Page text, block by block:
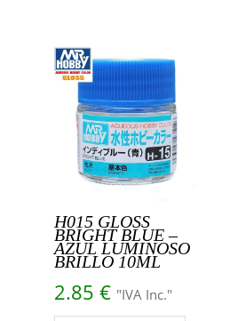
H015 GLOSS
BRIGHT BLUE –
AZUL LUMINOSO
BRILLO 10ML
2.85 € "IVA Inc."